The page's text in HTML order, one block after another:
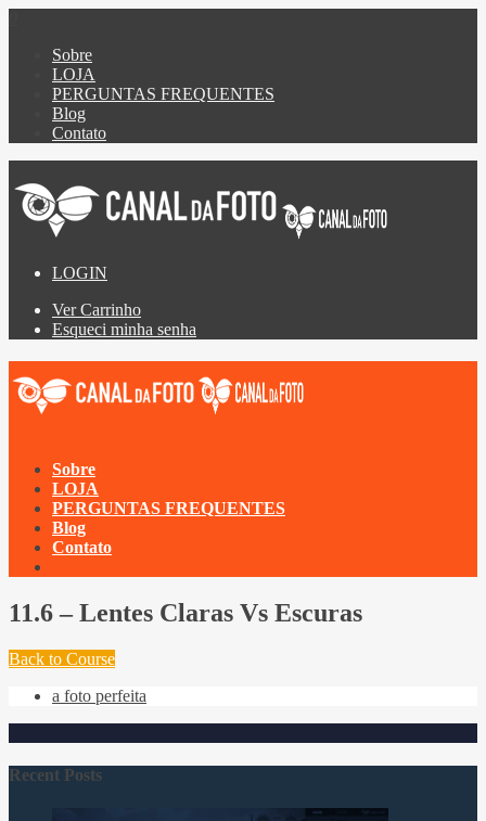
Sobre
LOJA
PERGUNTAS FREQUENTES
Blog
Contato
LOGIN
Ver Carrinho
Esqueci minha senha
Sobre
LOJA
PERGUNTAS FREQUENTES
Blog
Contato
11.6 – Lentes Claras Vs Escuras
Back to Course
a foto perfeita
Recent Posts